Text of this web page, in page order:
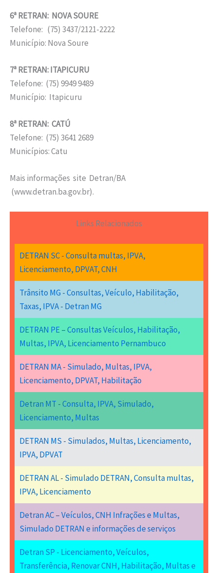
6ª RETRAN: NOVA SOURE
Telefone: (75) 3437/2121-2222
Município: Nova Soure
7ª RETRAN: ITAPICURU
Telefone: (75) 9949 9489
Município: Itapicuru
8ª RETRAN: CATÚ
Telefone: (75) 3641 2689
Municípios: Catu
Mais informações site Detran/BA
(www.detran.ba.gov.br).
Links Relacionados
DETRAN SC - Consulta multas, IPVA,
Licenciamento, DPVAT, CNH
Trânsito MG - Consultas, Veículo, Habilitação,
Taxas, IPVA - Detran MG
DETRAN PE – Consultas Veículos, Habilitação,
Multas, IPVA, Licenciamento Pernambuco
DETRAN MA - Simulado, Multas, IPVA,
Licenciamento, DPVAT, Habilitação
Detran MT - Consulta, IPVA, Simulado,
Licenciamento, Multas
DETRAN MS - Simulados, Multas, Licenciamento,
IPVA, DPVAT
DETRAN AL - Simulado DETRAN, Consulta multas,
IPVA, Licenciamento
Detran AC – Veículos, CNH Infrações e Multas,
Simulado DETRAN e informações de serviços
Detran SP - Licenciamento, Veículos,
Transferência, Renovar CNH, Habilitação, Multas e